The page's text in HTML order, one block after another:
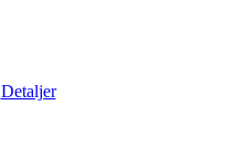
Detaljer